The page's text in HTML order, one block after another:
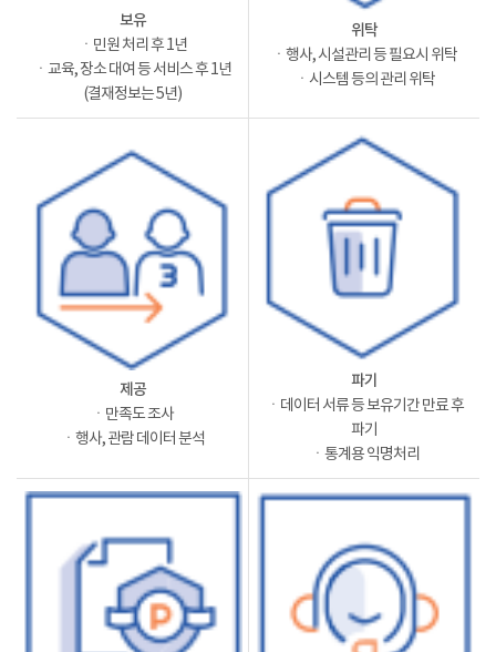
보유
ㆍ민원 처리 후 1년
ㆍ교육, 장소 대여 등 서비스 후 1년
(결재정보는 5년)
위탁
ㆍ행사, 시설관리 등 필요시 위탁
ㆍ시스템 등의 관리 위탁
제공
ㆍ만족도 조사
ㆍ행사, 관람 데이터 분석
파기
ㆍ데이터 서류 등 보유기간 만료 후
파기
ㆍ통계용 익명처리